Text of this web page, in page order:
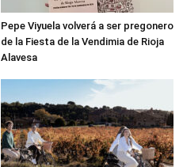
Pepe Viyuela volverá a ser pregonero
de la Fiesta de la Vendimia de Rioja
Alavesa